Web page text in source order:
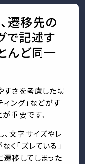
遷移先の
で記述す
んど同一
すさを考慮した場
ィング」などがす
重要です。
文字サイズやレ
く「ズレている」
遷移してしまった